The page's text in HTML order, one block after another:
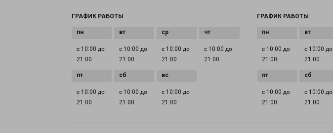
ГРАФИК РАБОТЫ
с 10:00 до
21:00
с 10:00 до
21:00
с 10:00 до
21:00
с 10:00 до
21:00
с 10:00 до
21:00
с 10:00 до
21:00
с 10:00 до
21:00
ГРАФИК РАБОТЫ
с 10:00 до
21:00
с 10:00 до
21:00
с 10:00 до
21:00
с 10:00 до
21:00